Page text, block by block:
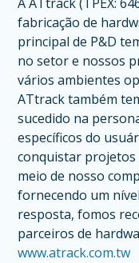
fabricação de
principal de P&D
no setor e nossos
vários ambientes
ATtrack também
sucedido na
específicos do
conquistar projetos
meio de nosso
fornecendo um
resposta, fomos
parceiros de
www.atrack.com.tw